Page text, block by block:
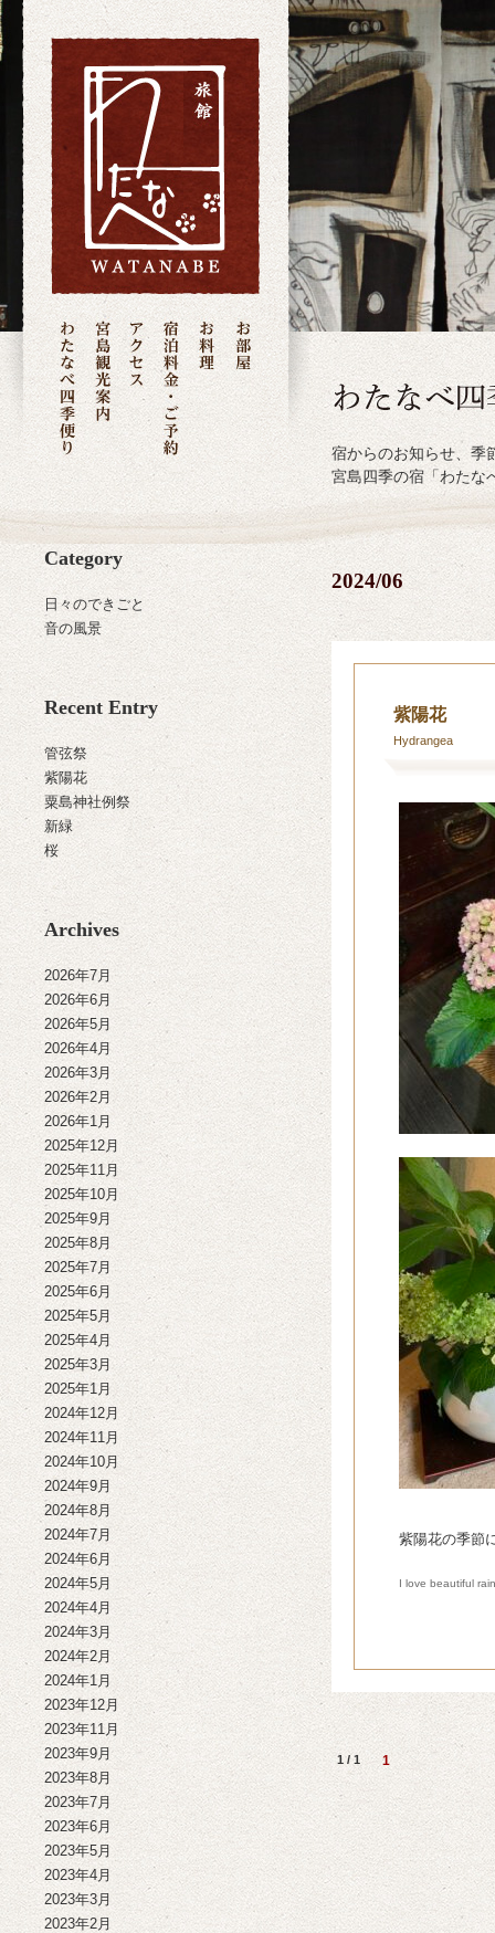
宿からのお知らせ、季
宮島四季の宿「わたな
Category
日々のできごと
音の風景
Recent Entry
管弦祭
紫陽花
粟島神社例祭
新緑
桜
Archives
2026年7月
2026年6月
2026年5月
2026年4月
2026年3月
2026年2月
2026年1月
2025年12月
2025年11月
2025年10月
2025年9月
2025年8月
2025年7月
2025年6月
2025年5月
2025年4月
2025年3月
2025年1月
2024年12月
2024年11月
2024年10月
2024年9月
2024年8月
2024年7月
2024年6月
2024年5月
2024年4月
2024年3月
2024年2月
2024年1月
2023年12月
2023年11月
2023年9月
2023年8月
2023年7月
2023年6月
2023年5月
2023年4月
2023年3月
2023年2月
2024/06
紫陽花
Hydrangea
紫陽花の季節
I love beautiful
1 / 1 1